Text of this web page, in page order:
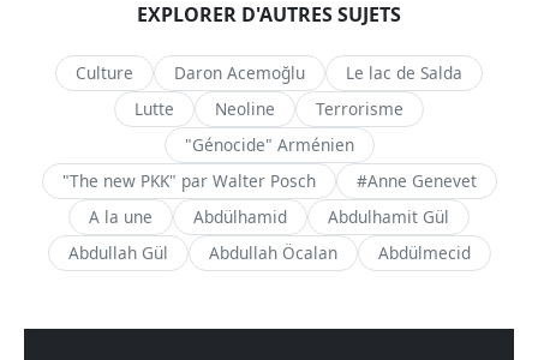
EXPLORER D'AUTRES SUJETS
Culture Daron Acemoğlu
Le lac de Salda
Lutte
Neoline
Terrorisme
"Génocide" Arménien
"The new PKK" par Walter Posch
#Anne Genevet
A la une
Abdülhamid
Abdulhamit Gül
Abdullah Gül
Abdullah Öcalan Abdülmecid